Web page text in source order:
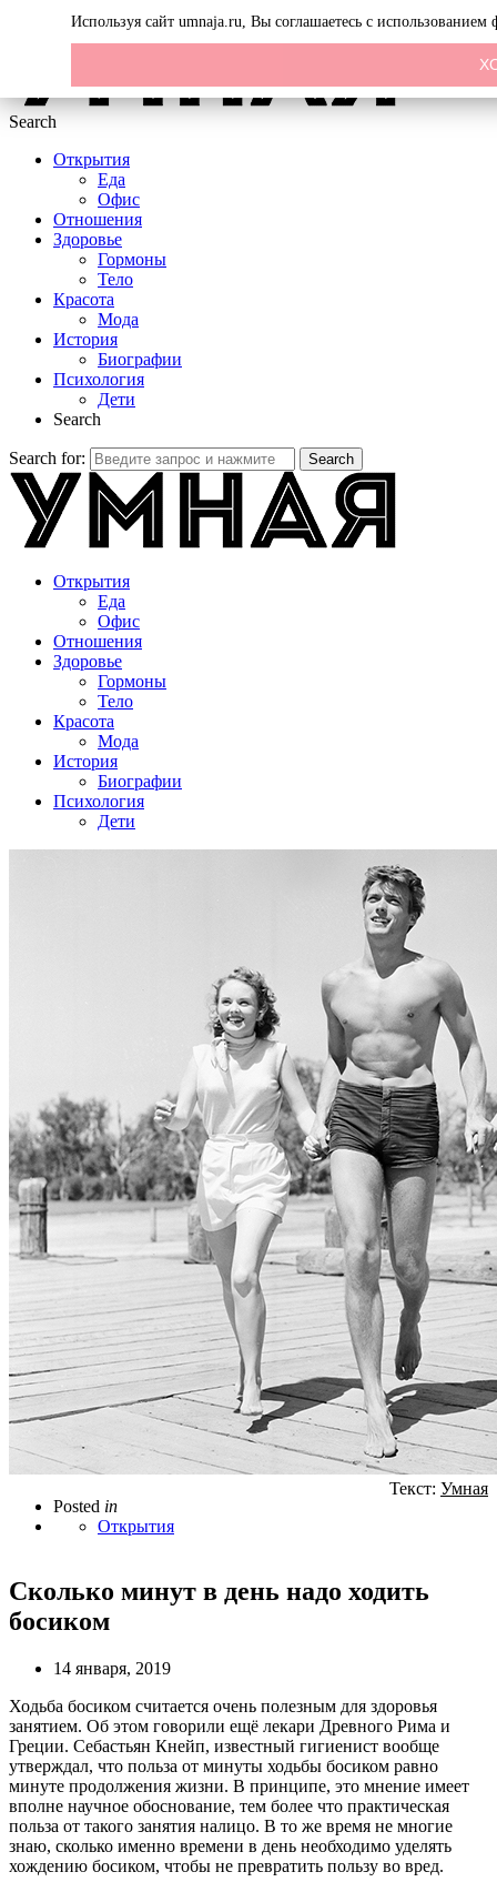
Search
Открытия
Еда
Офис
Отношения
Здоровье
Гормоны
Тело
Красота
Мода
История
Биографии
Психология
Дети
Search
Search for: Search
Открытия
Еда
Офис
Отношения
Здоровье
Гормоны
Тело
Красота
Мода
История
Биографии
Психология
Дети
Posted in
Открытия
Текст: Умная
Сколько минут в день надо ходить
босиком
14 января, 2019
Ходьба босиком считается очень полезным для здоровья
занятием. Об этом говорили ещё лекари Древного Рима и
Греции. Себастьян Кнейп, известный гигиенист вообще
утверждал, что польза от минуты ходьбы босиком равно
минуте продолжения жизни. В принципе, это мнение имеет
вполне научное обоснование, тем более что практическая
польза от такого занятия налицо. В то же время не многие
знаю, сколько именно времени в день необходимо уделять
хождению босиком, чтобы не превратить пользу во вред.
Используя сайт umnaja.ru, Вы соглашаетесь с использованием